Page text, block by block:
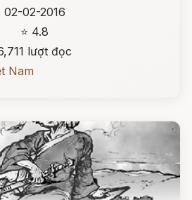
02-02-2016
⭐ 4.8
lượt đọc
Nam